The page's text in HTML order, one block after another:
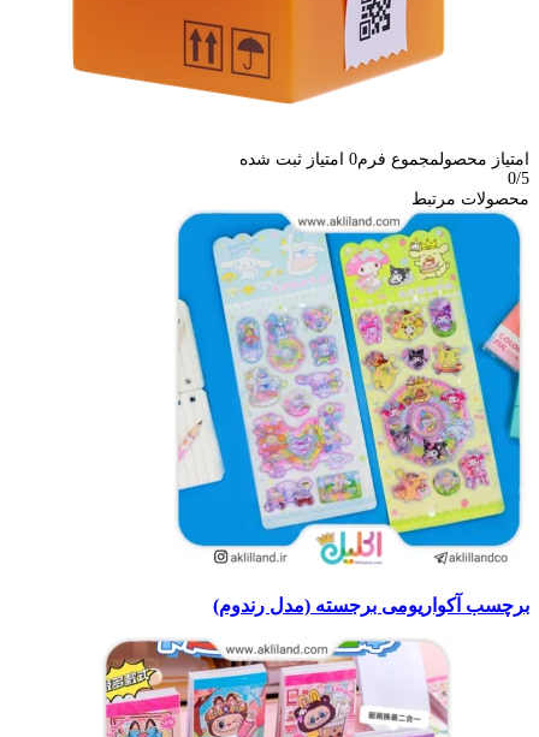
امتیاز محصولمجموع فرم0 امتیاز ثبت شده
0/5
محصولات مرتبط
برچسب آکواریومی برجسته (مدل رندوم)